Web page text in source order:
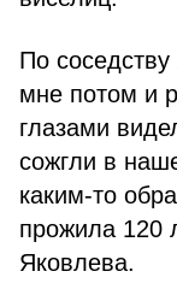
По
мне потом и
глазами
сожгли в
каким-то
прожила 120
Яковлева.